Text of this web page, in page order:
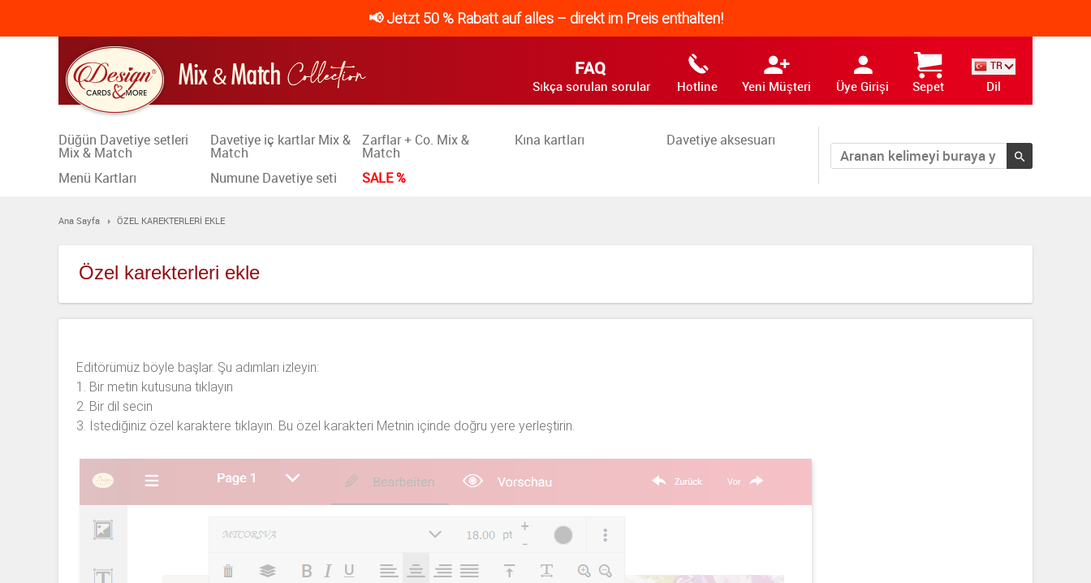
📢 Jetzt 50 % Rabatt auf alles – direkt im Preis enthalten!
FAQ
Sıkça sorulan sorular Hotline Yeni Müşteri Üye Girişi Sepet
TR
Dil
Düğün Davetiye setleri
Mix & Match
Davetiye iç kartlar Mix &
Match
Zarflar + Co. Mix &
Match
Kına kartları Davetiye aksesuarı
Menü Kartları Numune Davetiye seti SALE %
Ana Sayfa ÖZEL KAREKTERLERİ EKLE
Özel karekterleri ekle
Editörümüz böyle başlar. Şu adımları izleyin:
1. Bir metin kutusuna tıklayın
2. Bir dil secin
3. İstediğiniz özel karaktere tıklayın. Bu özel karakteri Metnin içinde doğru yere yerleştirin.